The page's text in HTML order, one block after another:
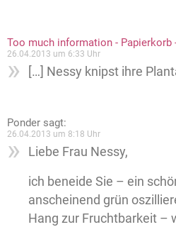
Too much information - Papierkorb
26.04.2013 um 6:33 Uhr
[…] Nessy knipst ihre
Ponder sagt:
26.04.2013 um 8:18 Uhr
Liebe Frau Nessy,
ich beneide Sie – ein
anscheinend grün
Hang zur Fruchtbarkeit –